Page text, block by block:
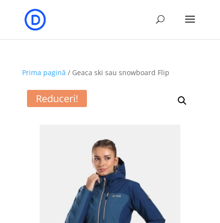
Prima pagină / Geaca ski sau snowboard Flip
Reduceri!